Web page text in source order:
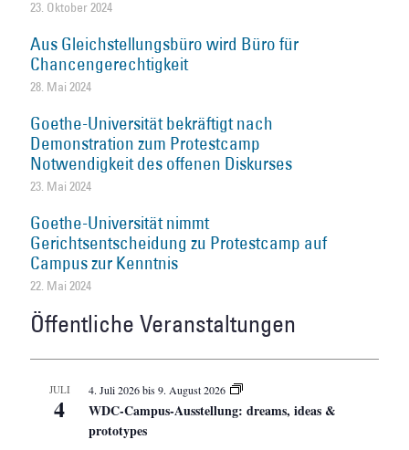
23. Oktober 2024
Aus Gleichstellungsbüro wird Büro für
Chancengerechtigkeit
28. Mai 2024
Goethe-Universität bekräftigt nach
Demonstration zum Protestcamp
Notwendigkeit des offenen Diskurses
23. Mai 2024
Goethe-Universität nimmt
Gerichtsentscheidung zu Protestcamp auf
Campus zur Kenntnis
22. Mai 2024
Öffentliche Veranstaltungen
JULI
4
4. Juli 2026bis9. August 2026
WDC-Campus-Ausstellung: dreams, ideas &
prototypes